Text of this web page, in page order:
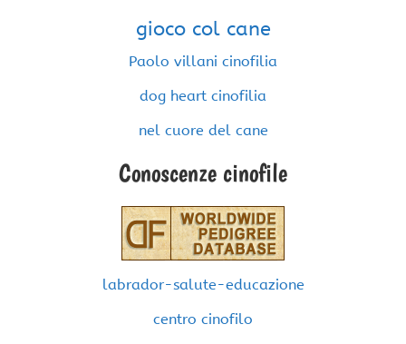
gioco col cane
Paolo villani cinofilia
dog heart cinofilia
nel cuore del cane
Conoscenze cinofile
labrador-salute-educazione
centro cinofilo